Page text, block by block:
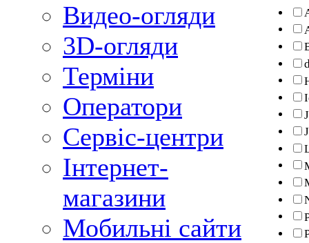
Видео-огляди
3D-огляди
Терміни
Оператори
Сервіс-центри
Інтернет-
магазини
Мобильні сайти